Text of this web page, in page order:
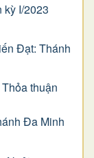
kỳ I/2023
Đạt: Thánh
thuận
Đa Minh